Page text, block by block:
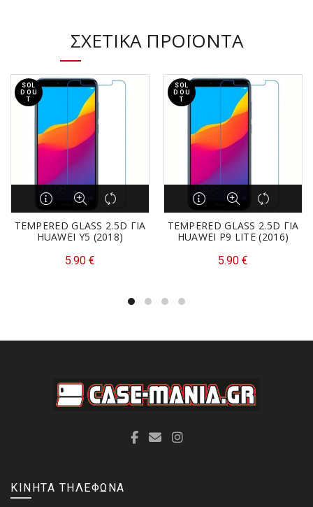
ΣΧΕΤΙΚΆ ΠΡΟΪΌΝΤΑ
SOL
D OU
T
TEMPERED GLASS 2.5D ΓΙΑ
HUAWEI Y5 (2018)
5.90 €
SOL
D OU
T
TEMPERED GLASS 2.5D ΓΙΑ
HUAWEI P9 LITE (2016)
5.90 €
ΚΙΝΗΤΑ ΤΗΛΕΦΩΝΑ